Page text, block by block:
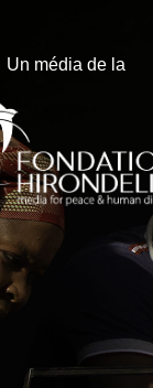
Un média de la